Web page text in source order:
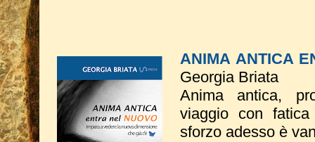
ANIMA ANTICA
Georgia Briata
Anima antica,
viaggio con
sforzo adesso è